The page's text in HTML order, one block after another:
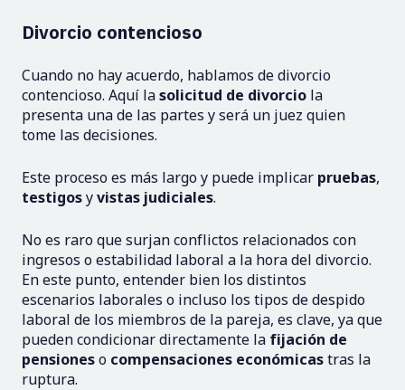
Divorcio contencioso
Cuando no hay acuerdo, hablamos de divorcio
contencioso. Aquí lasolicitud de divorcio la
presenta una de las partes y será un juez quien
tome las decisiones.
Este proceso es más largo y puede implicar pruebas,
testigosyvistas judiciales.
No es raro que surjan conflictos relacionados con
ingresos o estabilidad laboral a la hora del divorcio.
En este punto, entender bien los distintos
escenarios laborales o incluso los tipos de despido
laboral de los miembros de la pareja, es clave, ya que
pueden condicionar directamente la fijación de
pensioneso compensaciones económicastras la
ruptura.